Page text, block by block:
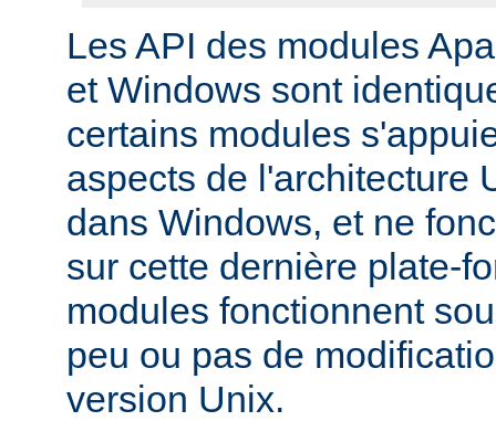
Les API des modules
et Windows sont
certains modules
aspects de l'architecture
dans Windows, et ne
sur cette dernière plate-
modules fonctionnent
peu ou pas de
version Unix.